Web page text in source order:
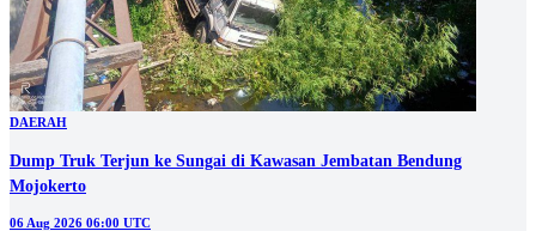
DAERAH
Dump Truk Terjun ke Sungai di Kawasan Jembatan Bendung
Mojokerto
06 Aug 2026 06:00 UTC